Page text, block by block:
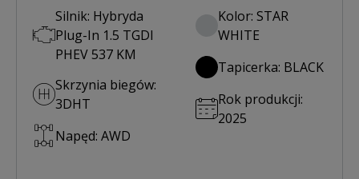
Silnik: Hybryda
Plug-In 1.5 TGDI
PHEV 537 KM
Skrzynia biegów:
3DHT
Napęd: AWD
Kolor: STAR
WHITE
Tapicerka: BLACK
Rok produkcji:
2025